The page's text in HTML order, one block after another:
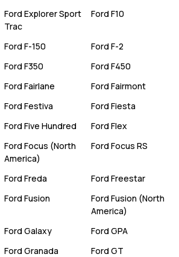
Ford Explorer Sport
Trac
Ford F10
Ford F-150 Ford F-2
Ford F350 Ford F450
Ford Fairlane Ford Fairmont
Ford Festiva Ford Fiesta
Ford Five Hundred Ford Flex
Ford Focus (North
America)
Ford Focus RS
Ford Freda Ford Freestar
Ford Fusion Ford Fusion (North
America)
Ford Galaxy Ford GPA
Ford Granada
Ford GT